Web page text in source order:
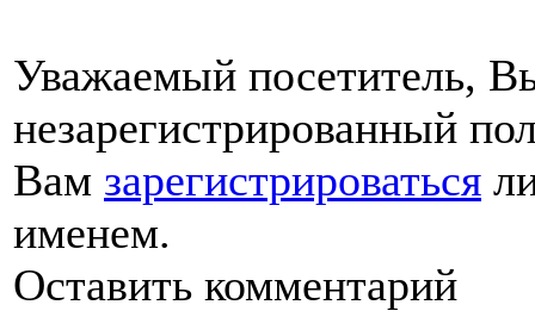
Уважаемый посетитель,
незарегистрированный
Вам зарегистрироваться
именем.
Оставить комментарий